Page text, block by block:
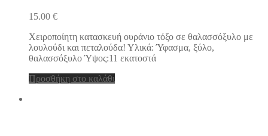
15.00 €
Χειροποίητη κατασκευή ουράνιο τόξο σε θαλασσόξυλο με
λουλούδι και πεταλούδα! Υλικά: Ύφασμα, ξύλο,
θαλασσόξυλο Ύψος:11 εκατοστά
Προσθήκη στο καλάθι